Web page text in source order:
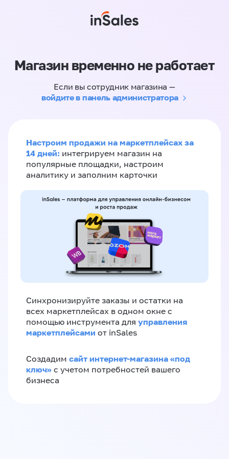
Магазин временно не работает
Если вы сотрудник магазина —
войдите в панель администратора
Настроим продажи на маркетплейсах за
14 дней: интегрируем магазин на
популярные площадки, настроим
аналитику и заполним карточки
Синхронизируйте заказы и остатки на
всех маркетплейсах в одном окне с
помощью инструмента для управления
маркетплейсами от inSales
Создадим сайт интернет-магазина «под
ключ» с учетом потребностей вашего
бизнеса